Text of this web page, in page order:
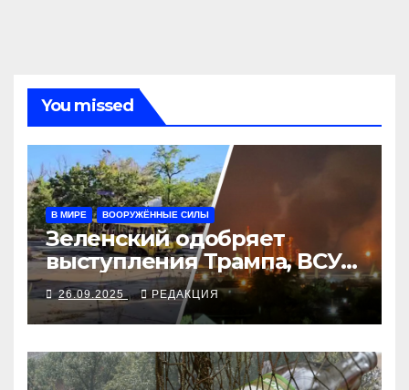
You missed
В МИРЕ ВООРУЖЁННЫЕ СИЛЫ
Зеленский одобряет
выступления Трампа, ВСУ
закрыли Добропольский
рубеж
26.09.2025 РЕДАКЦИЯ